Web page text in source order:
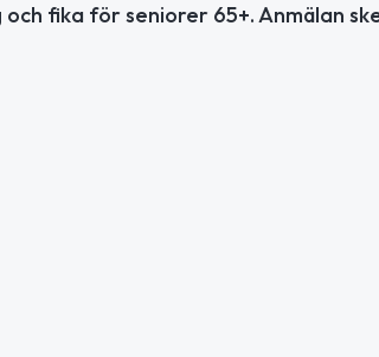
fika för seniorer 65+. Anmälan